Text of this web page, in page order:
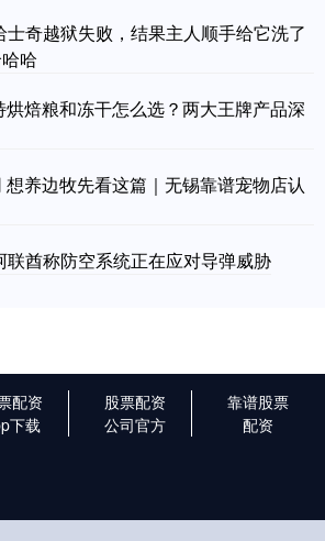
奇越狱失败，结果主人顺手给它洗了
哈
焙粮和冻干怎么选？两大王牌产品深
养边牧先看这篇｜无锡靠谱宠物店认
酋称防空系统正在应对导弹威胁
配资
下载
股票配资
公司官方
靠谱股票
配资